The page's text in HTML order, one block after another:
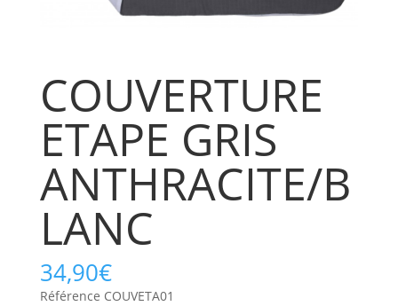
COUVERTURE
ETAPE GRIS
ANTHRACITE/B
LANC
34,90€
Référence COUVETA01